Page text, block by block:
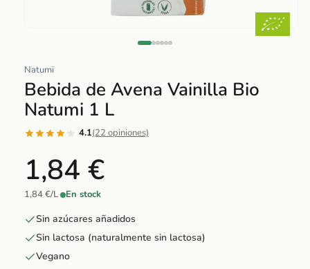
multimedia
1
en
una
ventana
modal
Natumi
Bebida de Avena Vainilla Bio
Natumi 1 L
4.1(22 opiniones)
1,84 €
1,84 €/L· En stock
Sin azúcares añadidos
Sin lactosa (naturalmente sin lactosa)
Vegano